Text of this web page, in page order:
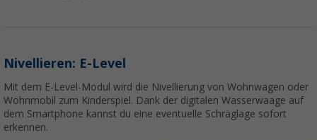
Nivellieren: E-Level
Mit dem E-Level-Modul wird die Nivellierung von Wohnwagen oder
Wohnmobil zum Kinderspiel. Dank der digitalen Wasserwaage auf
dem Smartphone kannst du eine eventuelle Schräglage sofort
erkennen.